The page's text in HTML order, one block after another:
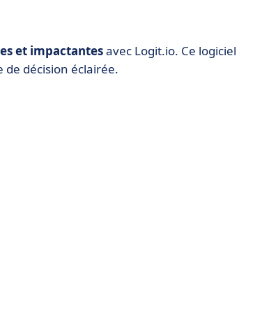
et impactantesavec Logit.io. Ce logiciel
décision éclairée.